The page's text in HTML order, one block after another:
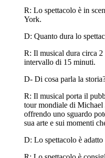
R: Lo spettacolo è in
York.
D: Quanto dura lo
R: Il musical dura circa
intervallo di 15 minuti.
D- Di cosa parla la
R: Il musical porta il
tour mondiale di Michael
offrendo uno sguardo
sua arte e sui momenti
D: Lo spettacolo è